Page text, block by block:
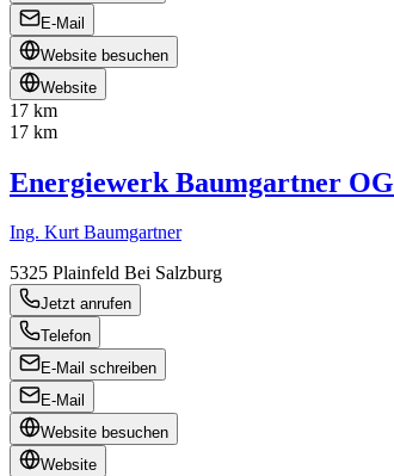
E-Mail
Website besuchen
Website
17 km
17 km
Energiewerk Baumgartner OG
Ing. Kurt Baumgartner
5325 Plainfeld Bei Salzburg
Jetzt anrufen
Telefon
E-Mail schreiben
E-Mail
Website besuchen
Website